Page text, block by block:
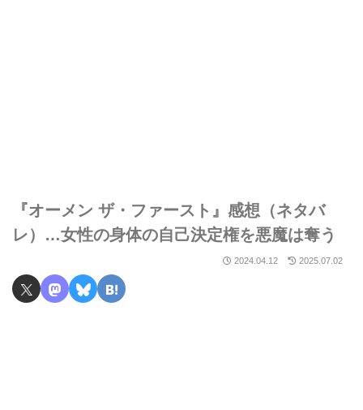
『オーメン ザ・ファースト』感想（ネタバ
レ）…女性の身体の自己決定権を悪魔は奪う
2024.04.12 2025.07.02